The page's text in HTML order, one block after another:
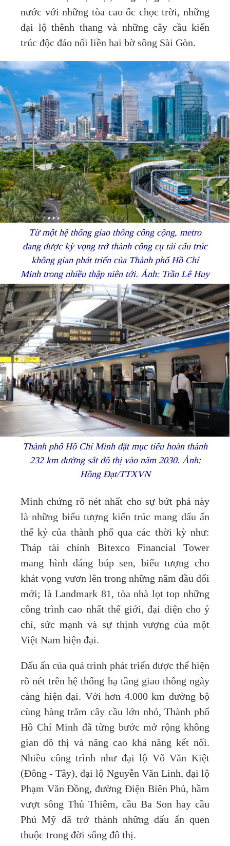
nước với những tòa cao ốc chọc trời, những
đại lộ thênh thang và những cây cầu kiến
trúc độc đáo nối liền hai bờ sông Sài Gòn.
Từ một hệ thống giao thông công cộng, metro
đang được kỳ vọng trở thành công cụ tái cấu trúc
không gian phát triển của Thành phố Hồ Chí
Minh trong nhiều thập niên tới. Ảnh: Trần Lê Huy
Thành phố Hồ Chí Minh đặt mục tiêu hoàn thành
232 km đường sắt đô thị vào năm 2030. Ảnh:
Hồng Đạt/TTXVN
Minh chứng rõ nét nhất cho sự bứt phá này
là những biểu tượng kiến trúc mang dấu ấn
thế kỷ của thành phố qua các thời kỳ như:
Tháp tài chính Bitexco Financial Tower
mang hình dáng búp sen, biểu tượng cho
khát vọng vươn lên trong những năm đầu đổi
mới; là Landmark 81, tòa nhà lọt top những
công trình cao nhất thế giới, đại diện cho ý
chí, sức mạnh và sự thịnh vượng của một
Việt Nam hiện đại.
Dấu ấn của quá trình phát triển được thể hiện
rõ nét trên hệ thống hạ tầng giao thông ngày
càng hiện đại. Với hơn 4.000 km đường bộ
cùng hàng trăm cây cầu lớn nhỏ, Thành phố
Hồ Chí Minh đã từng bước mở rộng không
gian đô thị và nâng cao khả năng kết nối.
Nhiều công trình như đại lộ Võ Văn Kiệt
(Đông - Tây), đại lộ Nguyễn Văn Linh, đại lộ
Phạm Văn Đồng, đường Điện Biên Phủ, hầm
vượt sông Thủ Thiêm, cầu Ba Son hay cầu
Phú Mỹ đã trở thành những dấu ấn quen
thuộc trong đời sống đô thị.